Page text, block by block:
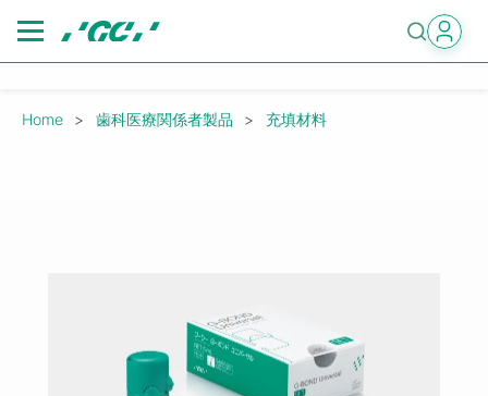
main
Breadcrumb
Home 歯科医療関係者製品 充填材料